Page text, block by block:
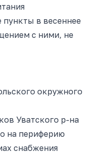
пункты в весеннее
с ними, не
окружного
Уватского р-на
на периферию
снабжения